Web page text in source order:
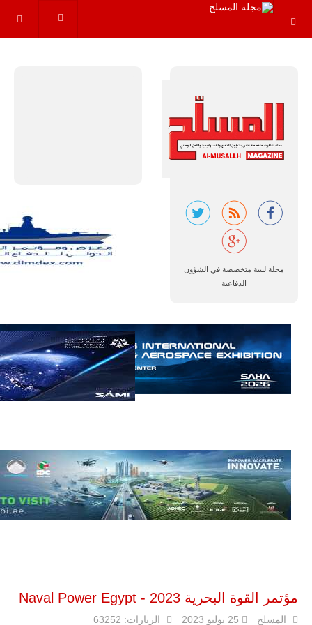
مجلة ليبية متخصصة في الشؤون
الدفاعية
أفريقيا
تتصدر العالم
في الطلب
المتوقع على
للصناعات الجوية
أن تصبح القارة
الأفريقية أكبر
سوق عالمي
لطائرة الهجوم
الخفيف
والتدريب
عاماً المقبلة، مع
توقعات بتوريد
نحو 150…
للمزيد
مؤتمر القوة البحرية 2023 - Naval Power Egypt
المسلح 25 يوليو 2023 الزيارات: 63252